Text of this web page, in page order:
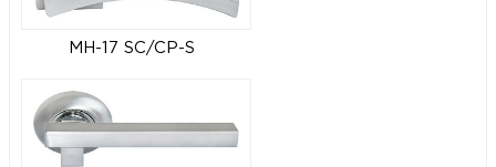
MH-17 SC/CP-S